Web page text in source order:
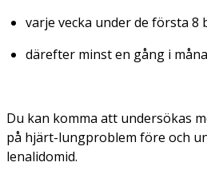
varje vecka under de första 8
därefter minst en gång i
Du kan komma att undersökas
på hjärt-lungproblem före och
lenalidomid.